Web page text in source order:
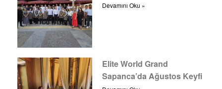
Devamını Oku »
Elite World Grand
Sapanca’da Ağustos Keyfi